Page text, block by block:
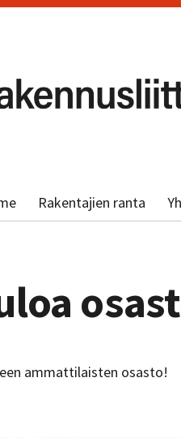
Rakentajien ranta
ammattilaisten osasto!